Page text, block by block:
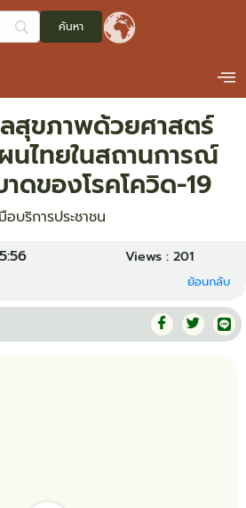
สุขภาพด้วยศาสตร์
นไทยในสถานการณ์
ดของโรคโควิด-19
อบริการประชาชน
Views : 201
ย้อนกลับ